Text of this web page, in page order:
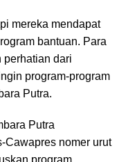
mereka mendapat
bantuan. Para
perhatian dari
program-program
Putra.
Putra
Cawapres nomer urut